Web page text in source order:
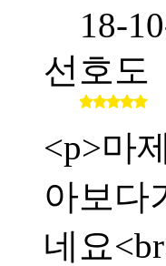
18-
선호도
<p>마
아보다
네요